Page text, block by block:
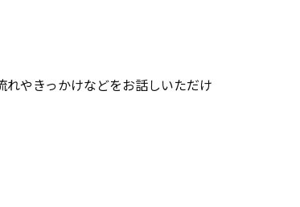
やきっかけなどをお話しいただけ